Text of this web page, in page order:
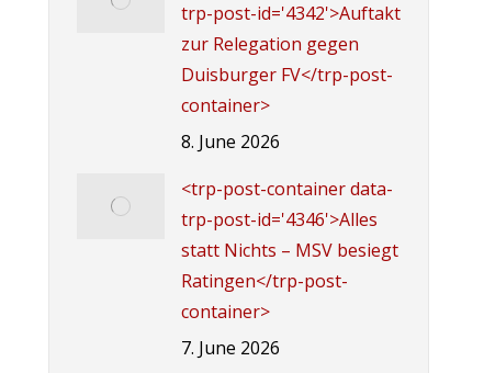
trp-post-id='4342'>Auftakt
zur Relegation gegen
Duisburger FV</trp-post-
container>
8. June 2026
<trp-post-container data-
trp-post-id='4346'>Alles
statt Nichts – MSV besiegt
Ratingen</trp-post-
container>
7. June 2026